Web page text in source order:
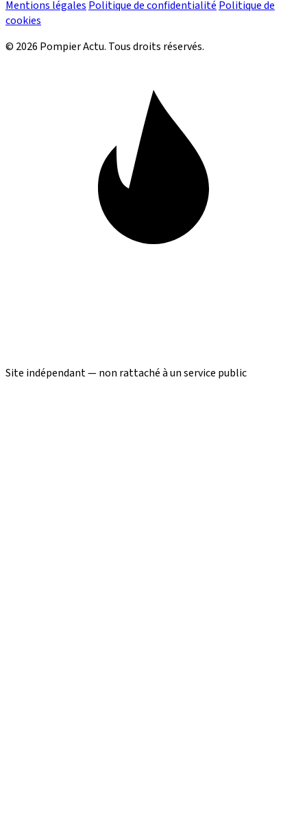
Mentions légales Politique de confidentialité Politique de
cookies
© 2026 Pompier Actu. Tous droits réservés.
Site indépendant — non rattaché à un service public